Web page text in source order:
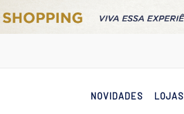
NOVIDADES LOJAS